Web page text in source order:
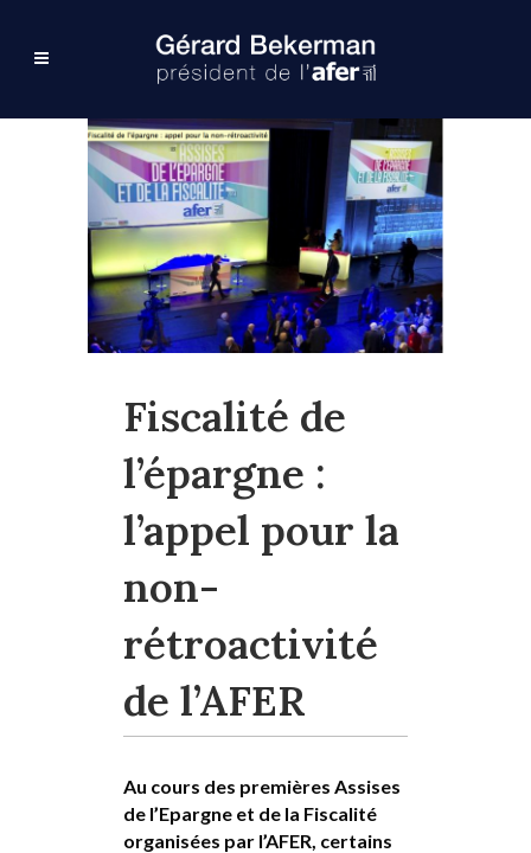
Fiscalité de
l’épargne :
l’appel pour la
non-
rétroactivité
de l’AFER
Au cours des premières Assises
de l’Epargne et de la Fiscalité
organisées par l’AFER, certains